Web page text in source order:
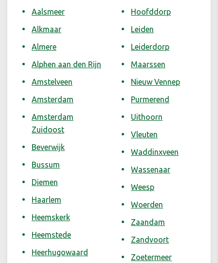
Aalsmeer
Alkmaar
Almere
Alphen aan den Rijn
Amstelveen
Amsterdam
Amsterdam
Zuidoost
Beverwijk
Bussum
Diemen
Haarlem
Heemskerk
Heemstede
Heerhugowaard
Hoofddorp
Leiden
Leiderdorp
Maarssen
Nieuw Vennep
Purmerend
Uithoorn
Vleuten
Waddinxveen
Wassenaar
Weesp
Woerden
Zaandam
Zandvoort
Zoetermeer